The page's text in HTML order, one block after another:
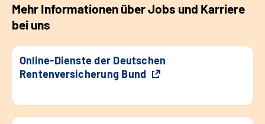
Mehr Informationen über Jobs und Karriere
bei uns
Online-Dienste der Deutschen
Rentenversicherung Bund